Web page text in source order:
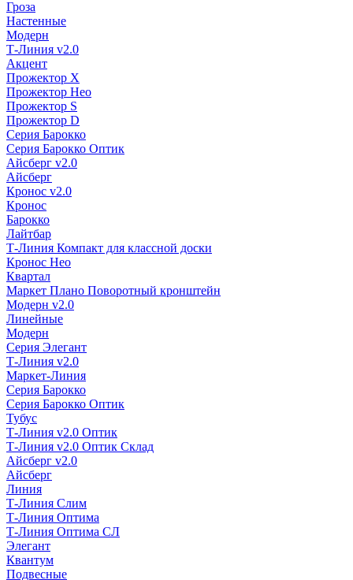
Гроза
Настенные
Модерн
Т-Линия v2.0
Акцент
Прожектор X
Прожектор Нео
Прожектор S
Прожектор D
Серия Барокко
Серия Барокко Оптик
Айсберг v2.0
Айсберг
Кронос v2.0
Кронос
Барокко
Лайтбар
Т-Линия Компакт для классной доски
Кронос Нео
Квартал
Маркет Плано Поворотный кронштейн
Модерн v2.0
Линейные
Модерн
Серия Элегант
Т-Линия v2.0
Маркет-Линия
Серия Барокко
Серия Барокко Оптик
Тубус
Т-Линия v2.0 Оптик
Т-Линия v2.0 Оптик Склад
Айсберг v2.0
Айсберг
Линия
Т-Линия Слим
Т-Линия Оптима
Т-Линия Оптима СЛ
Элегант
Квантум
Подвесные